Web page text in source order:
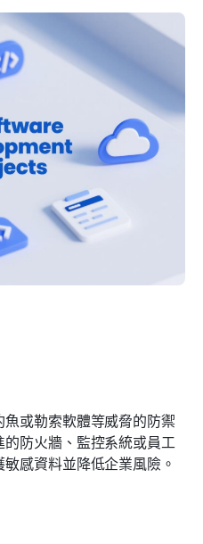
或勒索軟體等威脅的防禦
防火牆、監控系統或員工
感資料並降低企業風險。